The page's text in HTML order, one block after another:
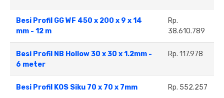
Besi Profil GG WF 450 x 200 x 9 x 14
mm - 12 m
Rp.
38.610.789
Besi Profil NB Hollow 30 x 30 x 1.2mm -
6 meter
Rp. 117.978
Besi Profil KOS Siku 70 x 70 x 7mm Rp. 552.257